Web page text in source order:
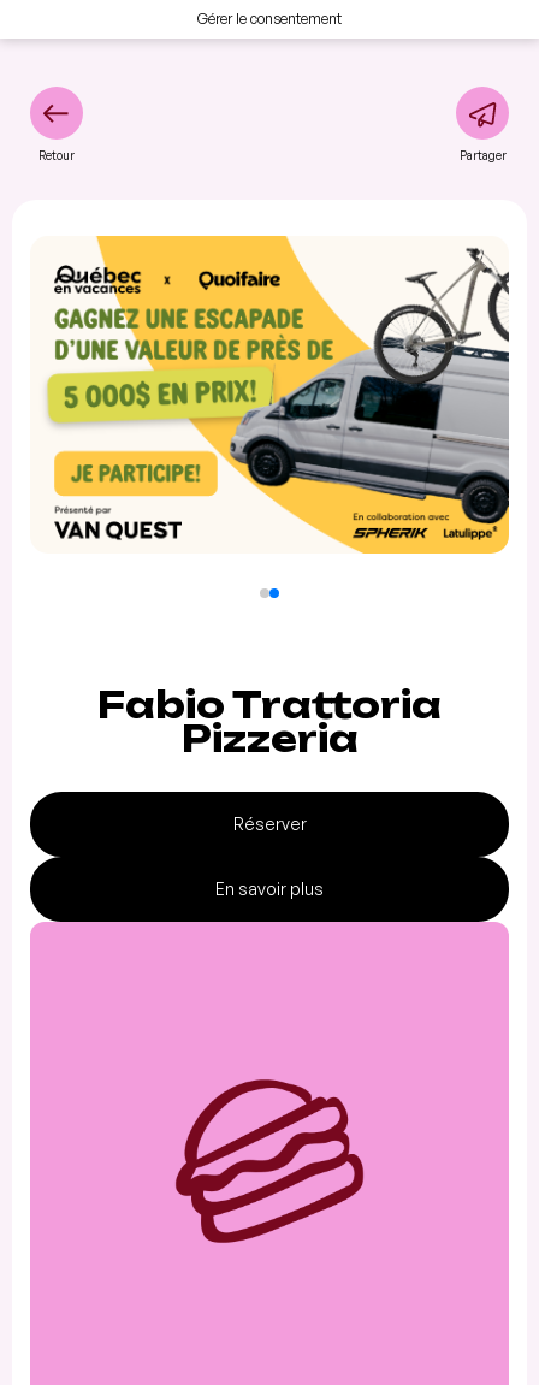
Gérer le consentement
Retour Partager
Fabio Trattoria
Pizzeria
Réserver
En savoir plus